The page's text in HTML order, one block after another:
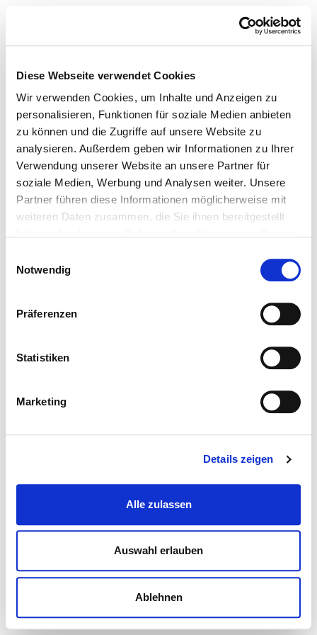
Diese Webseite verwendet Cookies
Wir verwenden Cookies, um Inhalte und Anzeigen zu
personalisieren, Funktionen für soziale Medien anbieten
zu können und die Zugriffe auf unsere Website zu
analysieren. Außerdem geben wir Informationen zu Ihrer
Verwendung unserer Website an unsere Partner für
soziale Medien, Werbung und Analysen weiter. Unsere
Partner führen diese Informationen möglicherweise mit
weiteren Daten zusammen, die Sie ihnen bereitgestellt
Notwendig
Präferenzen
Statistiken
Marketing
Details zeigen
Alle zulassen
Auswahl erlauben
Ablehnen